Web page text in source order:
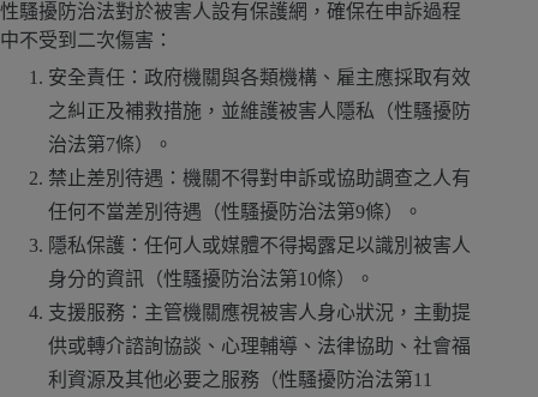
性騷擾防治法對於被害人設有保護網，確保在申訴過程
中不受到二次傷害：
安全責任：政府機關與各類機構、雇主應採取有效
之糾正及補救措施，並維護被害人隱私（性騷擾防
治法第7條）。
禁止差別待遇：機關不得對申訴或協助調查之人有
任何不當差別待遇（性騷擾防治法第9條）。
隱私保護：任何人或媒體不得揭露足以識別被害人
身分的資訊（性騷擾防治法第10條）。
支援服務：主管機關應視被害人身心狀況，主動提
供或轉介諮詢協談、心理輔導、法律協助、社會福
利資源及其他必要之服務（性騷擾防治法第11